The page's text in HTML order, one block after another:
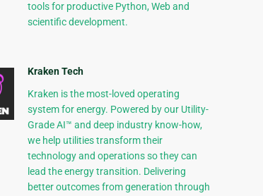
tools for productive Python, Web and
scientific development.
Kraken Tech
Kraken is the most-loved operating
system for energy. Powered by our Utility-
Grade AI™ and deep industry know-how,
we help utilities transform their
technology and operations so they can
lead the energy transition. Delivering
better outcomes from generation through